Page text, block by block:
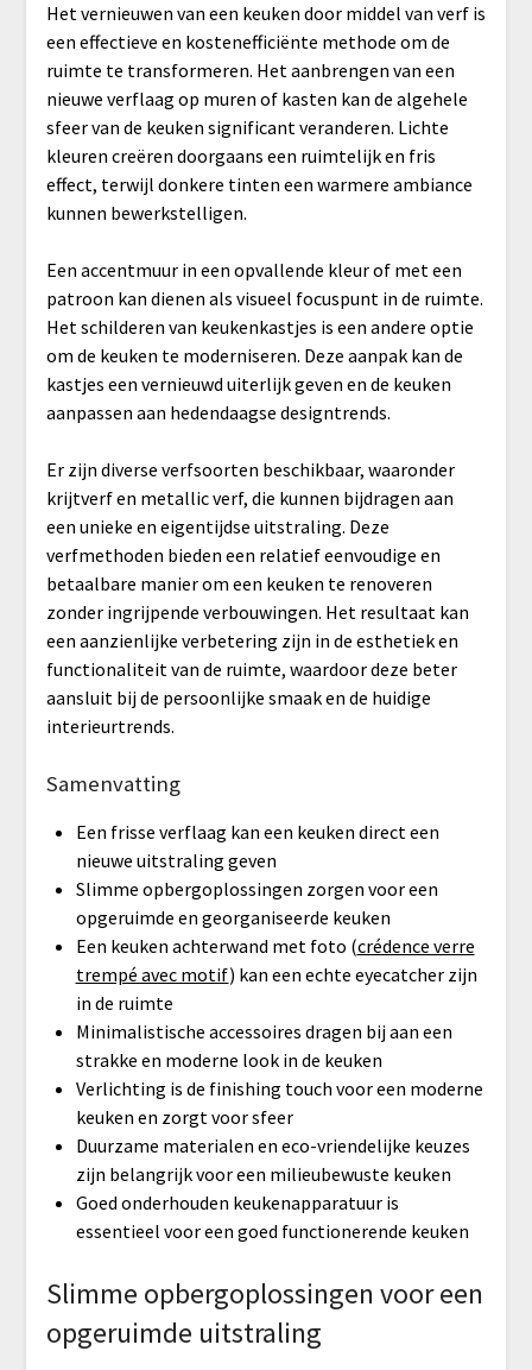
Het vernieuwen van een keuken door middel van verf is
een effectieve en kostenefficiënte methode om de
ruimte te transformeren. Het aanbrengen van een
nieuwe verflaag op muren of kasten kan de algehele
sfeer van de keuken significant veranderen. Lichte
kleuren creëren doorgaans een ruimtelijk en fris
effect, terwijl donkere tinten een warmere ambiance
kunnen bewerkstelligen.
Een accentmuur in een opvallende kleur of met een
patroon kan dienen als visueel focuspunt in de ruimte.
Het schilderen van keukenkastjes is een andere optie
om de keuken te moderniseren. Deze aanpak kan de
kastjes een vernieuwd uiterlijk geven en de keuken
aanpassen aan hedendaagse designtrends.
Er zijn diverse verfsoorten beschikbaar, waaronder
krijtverf en metallic verf, die kunnen bijdragen aan
een unieke en eigentijdse uitstraling. Deze
verfmethoden bieden een relatief eenvoudige en
betaalbare manier om een keuken te renoveren
zonder ingrijpende verbouwingen. Het resultaat kan
een aanzienlijke verbetering zijn in de esthetiek en
functionaliteit van de ruimte, waardoor deze beter
aansluit bij de persoonlijke smaak en de huidige
interieurtrends.
Samenvatting
Een frisse verflaag kan een keuken direct een
nieuwe uitstraling geven
Slimme opbergoplossingen zorgen voor een
opgeruimde en georganiseerde keuken
Een keuken achterwand met foto (crédence verre
trempé avec motif) kan een echte eyecatcher zijn
in de ruimte
Minimalistische accessoires dragen bij aan een
strakke en moderne look in de keuken
Verlichting is de finishing touch voor een moderne
keuken en zorgt voor sfeer
Duurzame materialen en eco-vriendelijke keuzes
zijn belangrijk voor een milieubewuste keuken
Goed onderhouden keukenapparatuur is
essentieel voor een goed functionerende keuken
Slimme opbergoplossingen voor een
opgeruimde uitstraling